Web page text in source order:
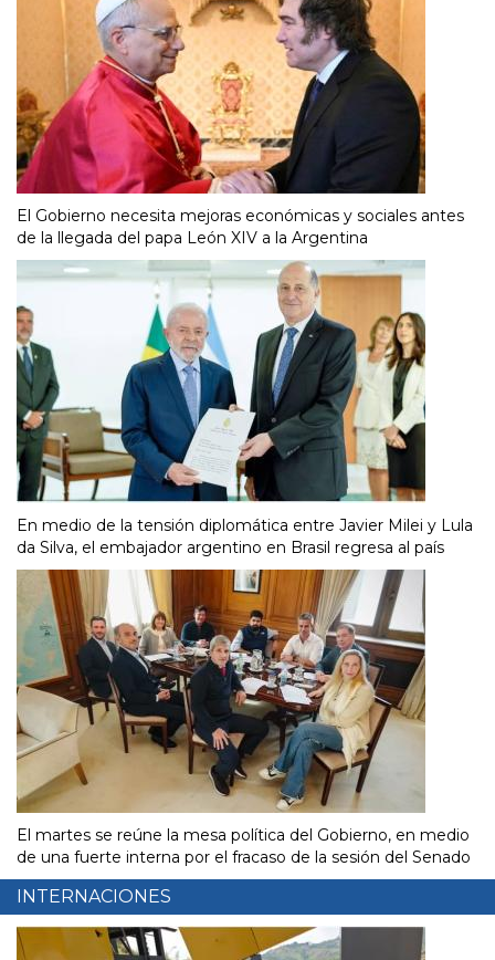
El Gobierno necesita mejoras económicas y sociales antes
de la llegada del papa León XIV a la Argentina
En medio de la tensión diplomática entre Javier Milei y Lula
da Silva, el embajador argentino en Brasil regresa al país
El martes se reúne la mesa política del Gobierno, en medio
de una fuerte interna por el fracaso de la sesión del Senado
INTERNACIONES